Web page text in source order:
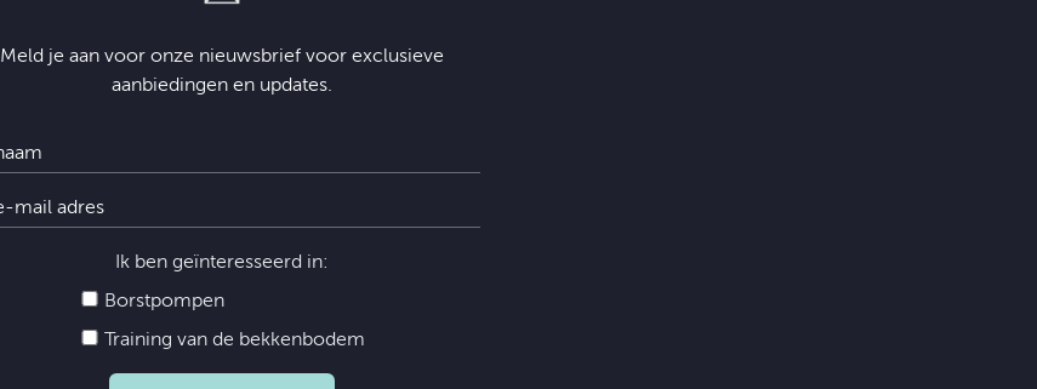
Meld je aan voor onze nieuwsbrief voor exclusieve
aanbiedingen en updates.
Ik ben geïnteresseerd in:
Borstpompen
Training van de bekkenbodem